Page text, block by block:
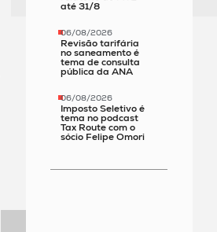
até 31/8
06/08/2026
Revisão tarifária
no saneamento é
tema de consulta
pública da ANA
06/08/2026
Imposto Seletivo é
tema no podcast
Tax Route com o
sócio Felipe Omori